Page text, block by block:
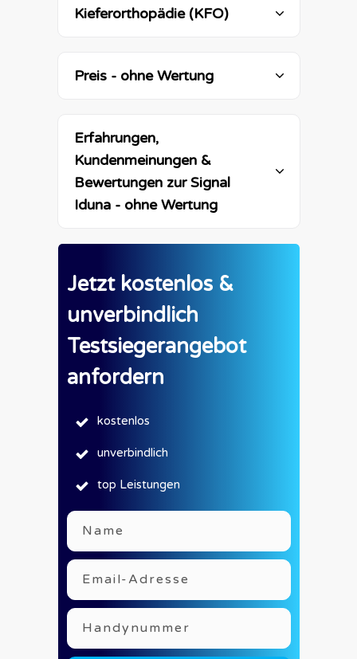
Kieferorthopädie (KFO)
Preis - ohne Wertung
Erfahrungen,
Kundenmeinungen &
Bewertungen zur Signal
Iduna - ohne Wertung
Jetzt kostenlos &
unverbindlich
Testsiegerangebot
anfordern
kostenlos
unverbindlich
top Leistungen